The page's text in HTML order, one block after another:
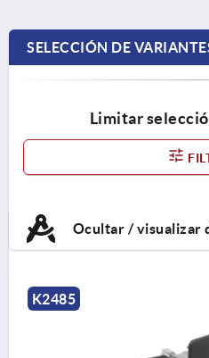
SELECCIÓN DE
Limitar
Ocultar / visualizar
K2485